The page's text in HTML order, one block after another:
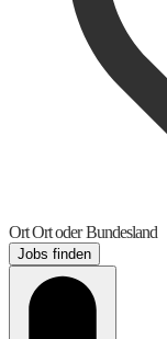
OrtOrt oder Bundesland
Jobs finden